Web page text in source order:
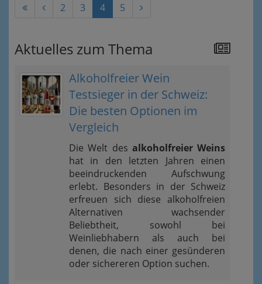
2 3 4 5
Aktuelles zum Thema
Alkoholfreier Wein
Testsieger in der Schweiz:
Die besten Optionen im
Vergleich
Die Welt des alkoholfreier Weins
hat in den letzten Jahren einen
beeindruckenden Aufschwung
erlebt. Besonders in der Schweiz
erfreuen sich diese alkoholfreien
Alternativen wachsender
Beliebtheit, sowohl bei
Weinliebhabern als auch bei
denen, die nach einer gesünderen
oder sichereren Option suchen.